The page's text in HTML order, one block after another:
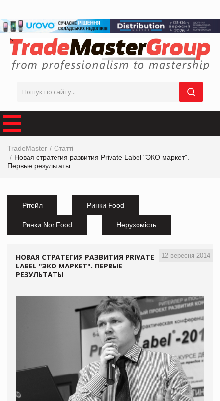
TradeMaster
Статті
Новая стратегия развития Private Label "ЭКО маркет".
Первые результаты
Рітейл Ринки Food
Ринки NonFood Нерухомість
12 вересня 2014
НОВАЯ СТРАТЕГИЯ РАЗВИТИЯ PRIVATE
LABEL "ЭКО МАРКЕТ". ПЕРВЫЕ
РЕЗУЛЬТАТЫ